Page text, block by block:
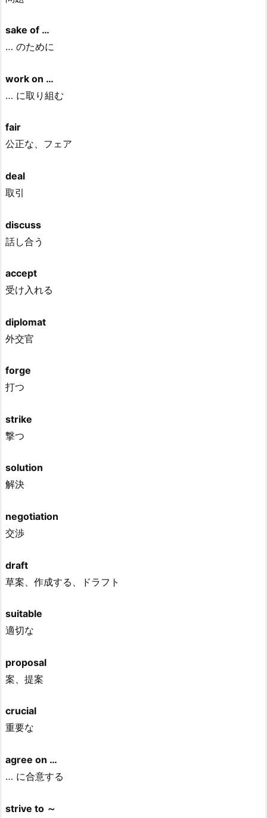
sake of …
… のために
work on …
… に取り組む
fair
公正な、フェア
deal
取引
discuss
話し合う
accept
受け入れる
diplomat
外交官
forge
打つ
strike
撃つ
solution
解決
negotiation
交渉
draft
草案、作成する、ドラフト
suitable
適切な
proposal
案、提案
crucial
重要な
agree on …
… に合意する
strive to ～